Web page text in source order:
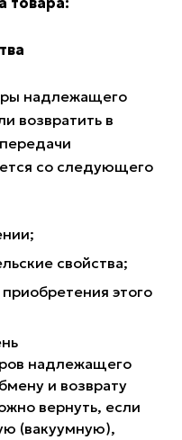
надлежащего
возвратить в
со следующего
свойства;
этого
надлежащего
и возврату
вернуть, если
(вакуумную),